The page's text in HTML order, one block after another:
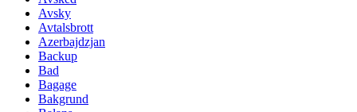
Avsky
Avtalsbrott
Azerbajdzjan
Backup
Bad
Bagage
Bakgrund